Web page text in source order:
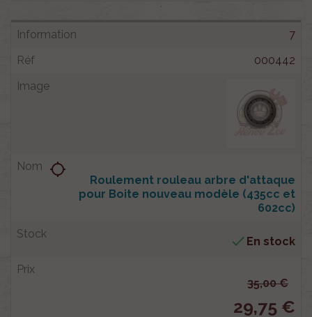
7
000442
Roulement rouleau arbre d'attaque
pour Boite nouveau modèle (435cc et
602cc)
location_searching
 En stock
35,00 €
29,75 €